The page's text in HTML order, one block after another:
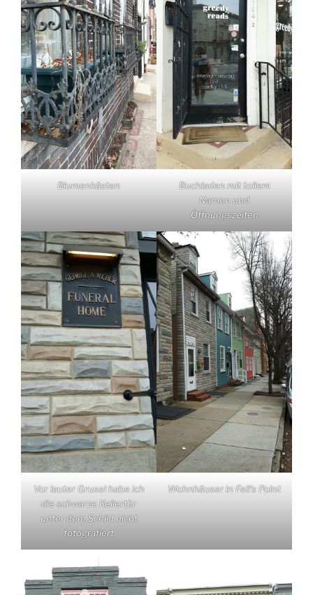
Blumenkästen
Buchladen mit tollem
Namen und
Öffnungszeiten
Vor lauter Grusel habe ich
die schwarze Kellertür
unter dem Schild nicht
fotografiert
Wohnhäuser in Fell’s Point